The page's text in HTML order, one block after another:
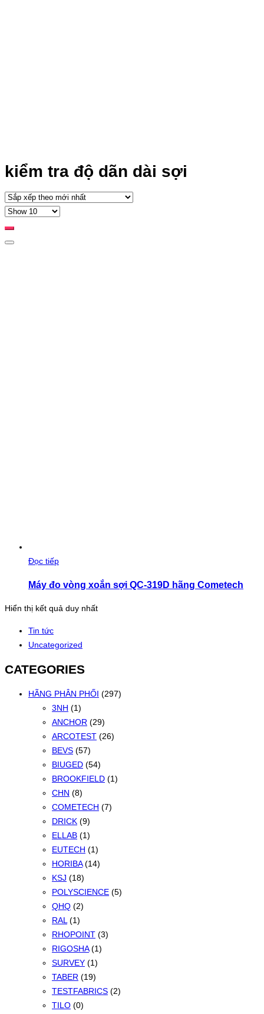
kiểm tra độ dãn dài sợi
Đọc tiếp
Máy đo vòng xoắn sợi QC-319D hãng Cometech
Hiển thị kết quả duy nhất
Tin tức
Uncategorized
CATEGORIES
HÃNG PHÂN PHỐI (297)
3NH (1)
ANCHOR (29)
ARCOTEST (26)
BEVS (57)
BIUGED (54)
BROOKFIELD (1)
CHN (8)
COMETECH (7)
DRICK (9)
ELLAB (1)
EUTECH (1)
HORIBA (14)
KSJ (18)
POLYSCIENCE (5)
QHQ (2)
RAL (1)
RHOPOINT (3)
RIGOSHA (1)
SURVEY (1)
TABER (19)
TESTFABRICS (2)
TILO (0)